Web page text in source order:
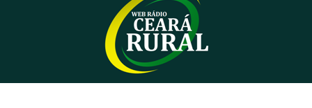
Contato
Sobre